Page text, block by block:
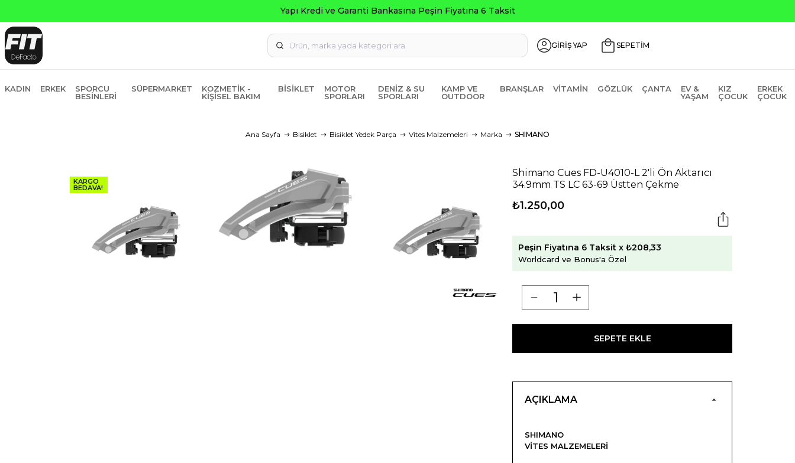
Seçili Ürünlerde ₺2000 Üzeri ₺200 İndirim Kodu: AGUSTOS200
GİRİŞ YAP SEPETİM
KADIN ERKEK
SPORCU
BESINLERI
SÜPERMARKET
KOZMETIK -
KIŞISEL BAKIM
BISIKLET
MOTOR
SPORLARI
DENIZ & SU
SPORLARI
KAMP VE
OUTDOOR
BRANŞLAR VITAMIN GÖZLÜK ÇANTA
EV &
YAŞAM
KIZ
ÇOCUK
ERKEK
ÇOCUK
Ana Sayfa Bisiklet Bisiklet Yedek Parça Vites Malzemeleri Marka SHIMANO
KARGO
BEDAVA!
Shimano Cues FD-U4010-L 2'li Ön Aktarıcı
34.9mm TS LC 63-69 Üstten Çekme
₺1.250,00
Peşin Fiyatına 6 Taksit x ₺208,33
Worldcard ve Bonus'a Özel
SEPETE EKLE
AÇIKLAMA
SHIMANO
VITES MALZEMELERI